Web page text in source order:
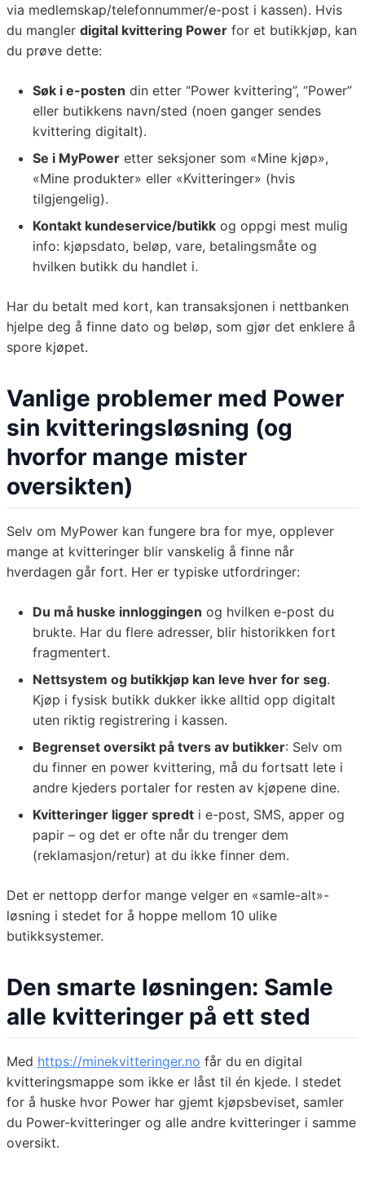
via medlemskap/telefonnummer/e-post i kassen). Hvis
du mangler digital kvittering Power for et butikkjøp, kan
du prøve dette:
Søk i e-posten din etter “Power kvittering”, “Power”
eller butikkens navn/sted (noen ganger sendes
kvittering digitalt).
Se i MyPower etter seksjoner som «Mine kjøp»,
«Mine produkter» eller «Kvitteringer» (hvis
tilgjengelig).
Kontakt kundeservice/butikk og oppgi mest mulig
info: kjøpsdato, beløp, vare, betalingsmåte og
hvilken butikk du handlet i.
Har du betalt med kort, kan transaksjonen i nettbanken
hjelpe deg å finne dato og beløp, som gjør det enklere å
spore kjøpet.
Vanlige problemer med Power
sin kvitteringsløsning (og
hvorfor mange mister
oversikten)
Selv om MyPower kan fungere bra for mye, opplever
mange at kvitteringer blir vanskelig å finne når
hverdagen går fort. Her er typiske utfordringer:
Du må huske innloggingen og hvilken e-post du
brukte. Har du flere adresser, blir historikken fort
fragmentert.
Nettsystem og butikkjøp kan leve hver for seg.
Kjøp i fysisk butikk dukker ikke alltid opp digitalt
uten riktig registrering i kassen.
Begrenset oversikt på tvers av butikker: Selv om
du finner en power kvittering, må du fortsatt lete i
andre kjeders portaler for resten av kjøpene dine.
Kvitteringer ligger spredt i e-post, SMS, apper og
papir – og det er ofte når du trenger dem
(reklamasjon/retur) at du ikke finner dem.
Det er nettopp derfor mange velger en «samle-alt»-
løsning i stedet for å hoppe mellom 10 ulike
butikksystemer.
Den smarte løsningen: Samle
alle kvitteringer på ett sted
Med https://minekvitteringer.no får du en digital
kvitteringsmappe som ikke er låst til én kjede. I stedet
for å huske hvor Power har gjemt kjøpsbeviset, samler
du Power-kvitteringer og alle andre kvitteringer i samme
oversikt.